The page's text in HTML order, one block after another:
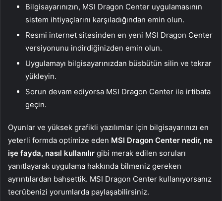
Bilgisayarınızın, MSI Dragon Center uygulamasının
sistem ihtiyaçlarını karşıladığından emin olun.
Resmi internet sitesinden en yeni MSI Dragon Center
versiyonunu indirdiğinizden emin olun.
Uygulamayı bilgisayarınızdan büsbütün silin ve tekrar
yükleyin.
Sorun devam ediyorsa MSI Dragon Center ile irtibata
geçin.
Oyunlar ve yüksek grafikli yazılımlar için bilgisayarınızı en
yeterli formda optimize eden MSI Dragon Center nedir, ne
işe fayda, nasıl kullanılır gibi merak edilen soruları
yanıtlayarak uygulama hakkında bilmeniz gereken
ayrıntılardan bahsettik. MSI Dragon Center kullanıyorsanız
tecrübenizi yorumlarda paylaşabilirsiniz.